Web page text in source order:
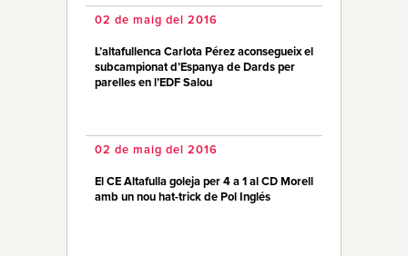
02 de maig del 2016
L’altafullenca Carlota Pérez aconsegueix el
subcampionat d’Espanya de Dards per
parelles en l’EDF Salou
02 de maig del 2016
El CE Altafulla goleja per 4 a 1 al CD Morell
amb un nou hat-trick de Pol Inglés